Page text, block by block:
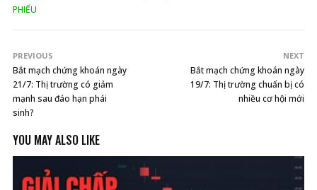
PHIẾU
PREVIOUS
Bắt mạch chứng khoán ngày
21/7: Thị trường có giảm
mạnh sau đáo hạn phái
sinh?
NEXT
Bắt mạch chứng khoán ngày
19/7: Thị trường chuẩn bị có
nhiều cơ hội mới
YOU MAY ALSO LIKE